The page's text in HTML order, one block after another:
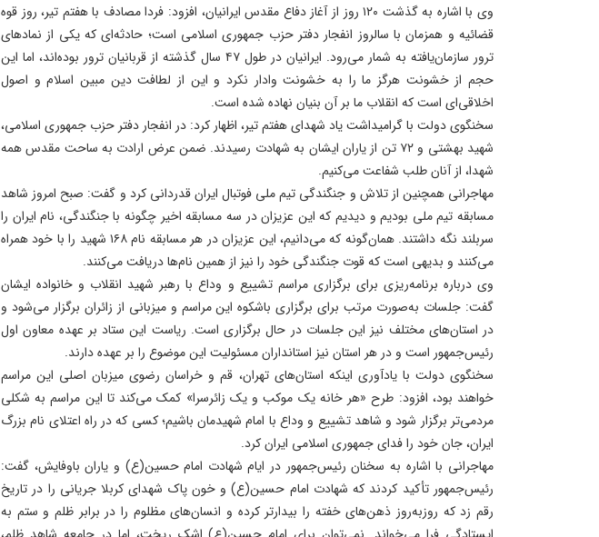
وی با اشاره به گذشت ۱۲۰ روز از آغاز دفاع مقدس ایرانیان، افزود: فردا مصادف با هفتم تیر، روز قوه
قضائیه و همزمان با سالروز انفجار دفتر حزب جمهوری اسلامی است؛ حادثه‌ای که یکی از نمادهای
ترور سازمان‌یافته به شمار می‌رود. ایرانیان در طول ۴۷ سال گذشته از قربانیان ترور بوده‌اند، اما این
حجم از خشونت هرگز ما را به خشونت وادار نکرد و این از لطافت دین مبین اسلام و اصول
اخلاقی‌ای است که انقلاب ما بر آن بنیان نهاده شده است.
سخنگوی دولت با گرامیداشت یاد شهدای هفتم تیر، اظهار کرد: در انفجار دفتر حزب جمهوری اسلامی،
شهید بهشتی و ۷۲ تن از یاران ایشان به شهادت رسیدند. ضمن عرض ارادت به ساحت مقدس همه
شهدا، از آنان طلب شفاعت می‌کنیم.
مهاجرانی همچنین از تلاش و جنگندگی تیم ملی فوتبال ایران قدردانی کرد و گفت: صبح امروز شاهد
مسابقه تیم ملی بودیم و دیدیم که این عزیزان در سه مسابقه اخیر چگونه با جنگندگی، نام ایران را
سربلند نگه داشتند. همان‌گونه که می‌دانیم، این عزیزان در هر مسابقه نام ۱۶۸ شهید را با خود همراه
می‌کنند و بدیهی است که قوت جنگندگی خود را نیز از همین نام‌ها دریافت می‌کنند.
وی درباره برنامه‌ریزی برای برگزاری مراسم تشییع و وداع با رهبر شهید انقلاب و خانواده ایشان
گفت: جلسات به‌صورت مرتب برای برگزاری باشکوه این مراسم و میزبانی از زائران برگزار می‌شود و
در استان‌های مختلف نیز این جلسات در حال برگزاری است. ریاست این ستاد بر عهده معاون اول
رئیس‌جمهور است و در هر استان نیز استانداران مسئولیت این موضوع را بر عهده دارند.
سخنگوی دولت با یادآوری اینکه استان‌های تهران، قم و خراسان رضوی میزبان اصلی این مراسم
خواهند بود، افزود: طرح «هر خانه یک موکب و یک زائرسرا» کمک می‌کند تا این مراسم به شکلی
مردمی‌تر برگزار شود و شاهد تشییع و وداع با امام شهیدمان باشیم؛ کسی که در راه اعتلای نام بزرگ
ایران، جان خود را فدای جمهوری اسلامی ایران کرد.
مهاجرانی با اشاره به سخنان رئیس‌جمهور در ایام شهادت امام حسین(ع) و یاران باوفایش، گفت:
رئیس‌جمهور تأکید کردند که شهادت امام حسین(ع) و خون پاک شهدای کربلا جریانی را در تاریخ
رقم زد که روزبه‌روز ذهن‌های خفته را بیدارتر کرده و انسان‌های مظلوم را در برابر ظلم و ستم به